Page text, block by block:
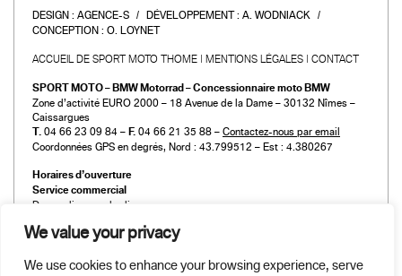
We value your privacy
We use cookies to enhance your browsing experience, serve
DESIGN : AGENCE-S DÉVELOPPEMENT : A. WODNIACK
CONCEPTION : O. LOYNET
ACCUEIL DE SPORT MOTO THOME MENTIONS LÉGALES CONTACT
SPORT MOTO – BMW Motorrad – Concessionnaire moto BMW
Zone d’activité EURO 2000 – 18 Avenue de la Dame – 30132 Nîmes –
Caissargues
T. 04 66 23 09 84 – F. 04 66 21 35 88 – Contactez-nous par email
Coordonnées GPS en degrés, Nord : 43.799512 – Est : 4.380267
Horaires d’ouverture
Service commercial
Du mardi au vendredi :
Le samedi :